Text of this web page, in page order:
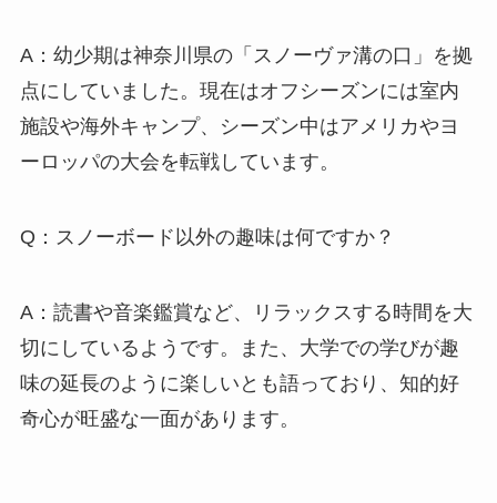
A：幼少期は神奈川県の「スノーヴァ溝の口」を拠
点にしていました。現在はオフシーズンには室内
施設や海外キャンプ、シーズン中はアメリカやヨ
ーロッパの大会を転戦しています。
Q：スノーボード以外の趣味は何ですか？
A：読書や音楽鑑賞など、リラックスする時間を大
切にしているようです。また、大学での学びが趣
味の延長のように楽しいとも語っており、知的好
奇心が旺盛な一面があります。